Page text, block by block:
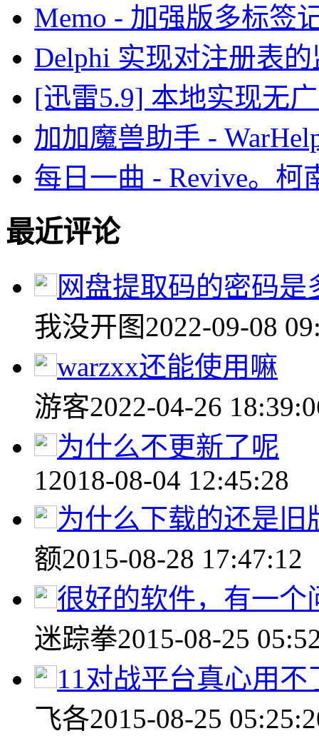
Memo - 加强版多标签
Delphi 实现对注册表
[迅雷5.9] 本地实现无
加加魔兽助手 -
每日一曲 - Revive。柯
最近评论
网盘提取码的密码是
我没开图2022-09-08
warzxx还能使用嘛
游客2022-04-26
为什么不更新了呢
12018-08-04 12:45:28
为什么下载的还是旧
额2015-08-28 17:47:12
很好的软件，有一个
迷踪拳2015-08-25
11对战平台真心用不
飞各2015-08-25